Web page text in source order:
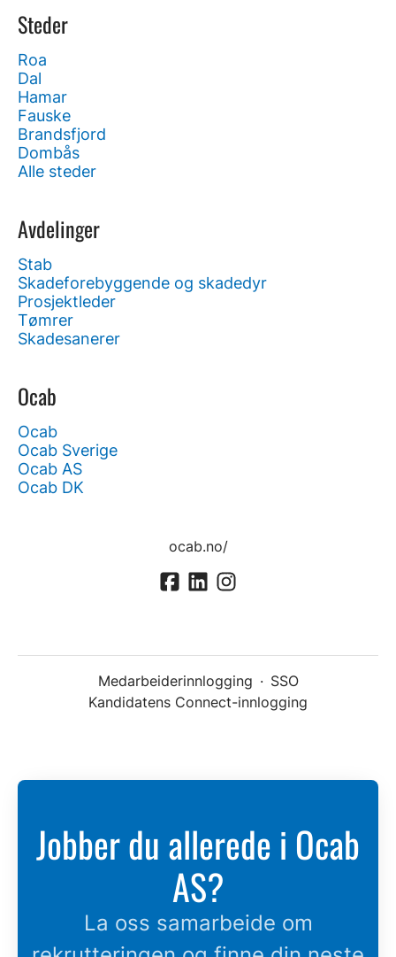
Steder
Roa
Dal
Hamar
Fauske
Brandsfjord
Dombås
Alle steder
Avdelinger
Stab
Skadeforebyggende og skadedyr
Prosjektleder
Tømrer
Skadesanerer
Ocab
Ocab
Ocab Sverige
Ocab AS
Ocab DK
ocab.no/
Medarbeiderinnlogging · SSO
Kandidatens Connect-innlogging
Jobber du allerede i Ocab
AS?
La oss samarbeide om